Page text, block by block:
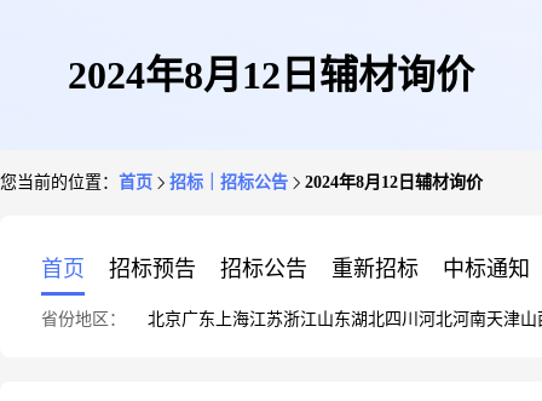
2024年8月12日辅材询价
您当前的位置： 首页 招标｜招标公告 2024年8月12日辅材询价
首页 招标预告 招标公告 重新招标 中标通知
省份地区： 北京广东 上海江苏浙江山东湖北四川 河北河南天津山